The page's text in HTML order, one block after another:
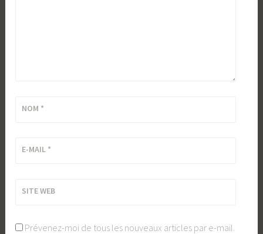
NOM *
E-MAIL *
SITE WEB
Prévenez-moi de tous les nouveaux articles par e-mail.